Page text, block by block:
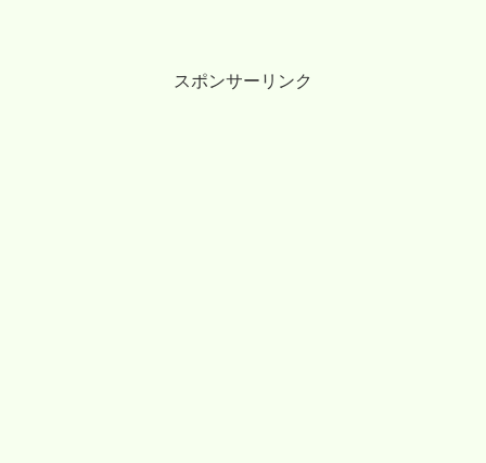
スポンサーリンク